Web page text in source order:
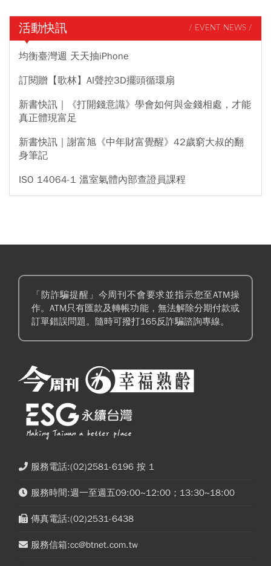
活動快訊 / EVENT NEWS /
均衡臺灣週 天天抽iPhone
訂閱贈【歌林】AI聲控3D擺頭循環扇
新書快訊｜《打開錢意識》學會如何與金錢相處，才能
真正體現富足
新書快訊｜謝富旭《中年財富覺醒》42歲窮大叔的翻
身筆記
ISO 14064-1 溫室氣體內部查證員課程
「防詐騙提醒」今周刊不會要求並指示您至ATM操
作。ATM只有匯款及轉帳功能，無法解除分期付款或
訂單錯誤問題。隨時可撥打165反詐騙諮詢專線。
服務電話:(02)2581-6196 按 1
服務時間:週一至週五09:00~12:00；13:30~18:00
傳真電話:(02)2531-6438
服務信箱:cc@btnet.com.tw